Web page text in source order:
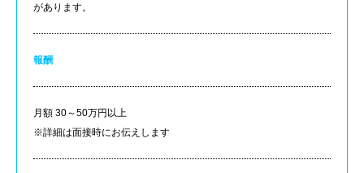
があります。
報酬
月額 30～50万円以上
※詳細は面接時にお伝えします